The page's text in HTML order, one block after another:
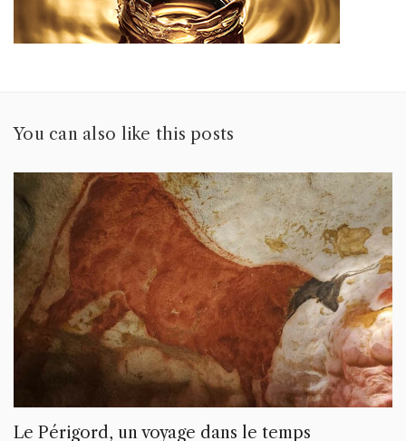
You can also like this posts
Le Périgord, un voyage dans le temps